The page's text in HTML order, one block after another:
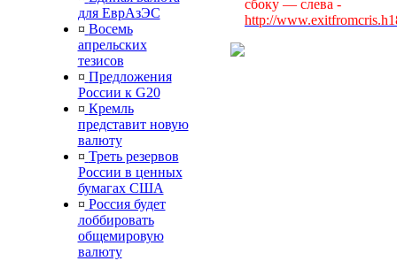
для ЕврАзЭС
¤ Восемь
апрельских
тезисов
¤ Предложения
России к G20
¤ Кремль
представит новую
валюту
¤ Треть резервов
России в ценных
бумагах США
¤ Россия будет
лоббировать
общемировую
валюту
сбоку — слева -
http://